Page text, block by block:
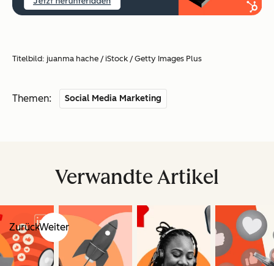
Titelbild: juanma hache / iStock / Getty Images Plus
Themen: Social Media Marketing
Verwandte Artikel
ZurückWeiter